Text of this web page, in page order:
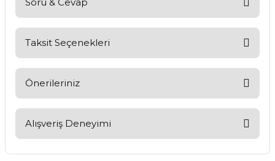
Bu ürüne ilk yorumu siz yapın!
Ürün hakkında henüz soru sorulmamış.
Taksit Seçenekleri
Önerileriniz
kullanarak tarafımıza iletebilirsiniz.
Görüş ve önerileriniz için teşekkür ederiz.
Alışveriş Deneyimi
verin, size ulaşamıyorum.